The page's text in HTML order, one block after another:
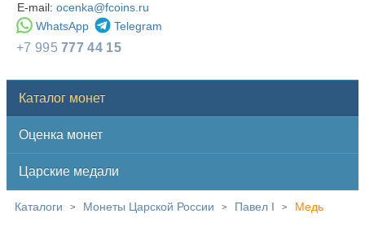
E-mail: ocenka@fcoins.ru
WhatsApp
Telegram
+7 995777 44 15
Каталог монет
Оценка монет
Царские медали
Каталоги > Монеты Царской России > Павел I > Медь